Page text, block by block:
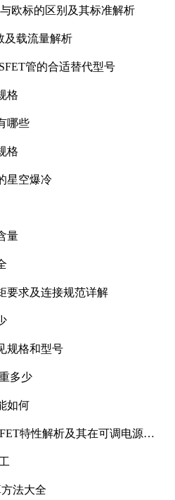
欧标的区别及其标准解析
及载流量解析
管的合适替代型号
格
哪些
格
星空爆冷
量
要求及连接规范详解
规格和型号
多少
如何
特性解析及其在可调电源设
法大全